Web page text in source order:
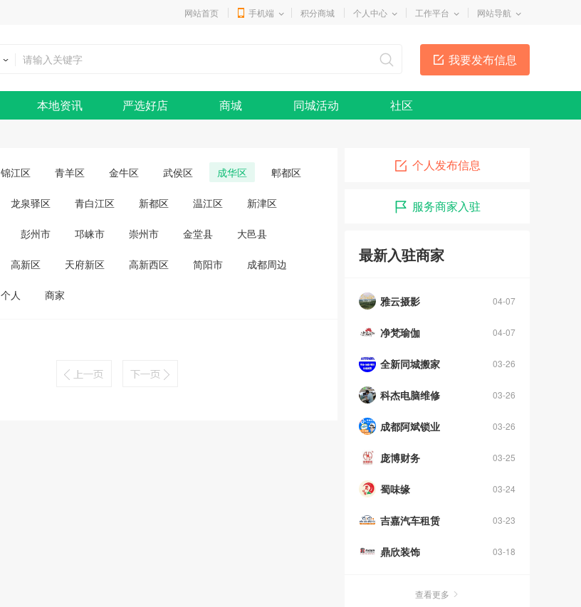
网站首页 手机端 积分商城 个人中心 工作平台 网站导航
我要发布信息
本地资讯 严选好店 商城 同城活动 社区
锦江区 青羊区 金牛区 武侯区 成华区 郫都区
龙泉驿区 青白江区 新都区 温江区 新津区
彭州市 邛崃市 崇州市 金堂县 大邑县
高新区 天府新区 高新西区 简阳市 成都周边
个人 商家
个人发布信息
服务商家入驻
最新入驻商家
04-07
雅云摄影
04-07
净梵瑜伽
03-26
全新同城搬家
03-26
科杰电脑维修
03-26
成都阿斌锁业
03-25
庞博财务
03-24
蜀味缘
03-23
吉嘉汽车租赁
03-18
鼎欣装饰
查看更多